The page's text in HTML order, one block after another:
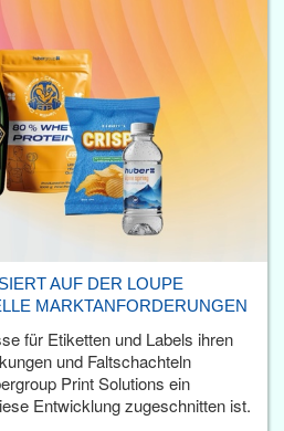
AUF DER LOUPE
MARKTANFORDERUNGEN
für Etiketten und Labels ihren
und Faltschachteln
Print Solutions ein
Entwicklung zugeschnitten ist.